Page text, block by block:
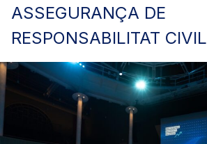
ASSEGURANÇA DE
RESPONSABILITAT CIVIL